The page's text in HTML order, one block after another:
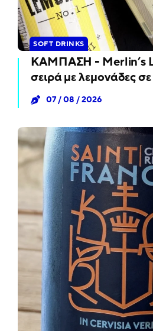
SOFT DRINKS
ΚΑΜΠΑΣΗ - Merlin’s
σειρά με λεμονάδες σε
07 / 08 / 2026